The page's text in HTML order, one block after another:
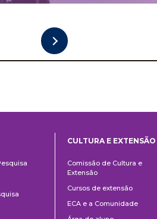
e
Extensão
CULTURA E EXTENSÃO
Comissão de Cultura e
Extensão
Cursos de extensão
ECA e a Comunidade